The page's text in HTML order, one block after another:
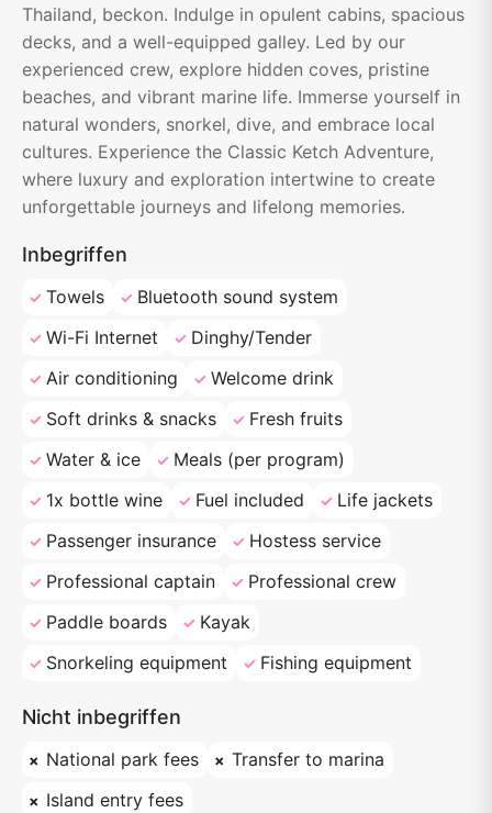
Thailand, beckon. Indulge in opulent cabins, spacious
decks, and a well-equipped galley. Led by our
experienced crew, explore hidden coves, pristine
beaches, and vibrant marine life. Immerse yourself in
natural wonders, snorkel, dive, and embrace local
cultures. Experience the Classic Ketch Adventure,
where luxury and exploration intertwine to create
unforgettable journeys and lifelong memories.
Inbegriffen
Towels
Bluetooth sound system
Wi-Fi Internet
Dinghy/Tender
Air conditioning
Welcome drink
Soft drinks & snacks
Fresh fruits
Water & ice
Meals (per program)
1x bottle wine
Fuel included
Life jackets
Passenger insurance
Hostess service
Professional captain
Professional crew
Paddle boards
Kayak
Snorkeling equipment
Fishing equipment
Nicht inbegriffen
National park fees
Transfer to marina
Island entry fees